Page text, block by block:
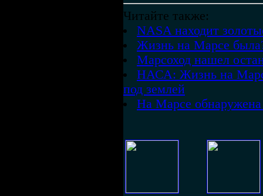
Читайте также:
NASA находит
Жизнь на Марсе
Марсоход нашел
НАСА: Жизнь на
под землей
На Марсе